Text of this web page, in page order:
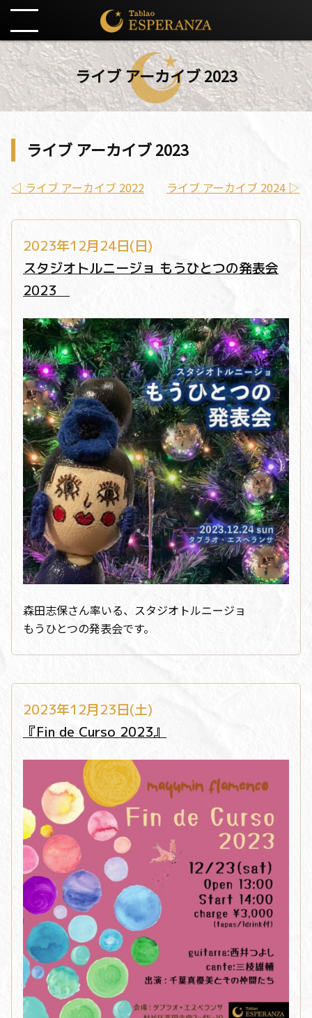
ライブ アーカイブ 2023
ライブ アーカイブ 2023
◁ ライブ アーカイブ 2022 ライブ アーカイブ 2024 ▷
2023年12月24日(日)
スタジオトルニージョ もうひとつの発表会
2023
森田志保さん率いる、スタジオトルニージョ
もうひとつの発表会です。
2023年12月23日(土)
『Fin de Curso 2023』